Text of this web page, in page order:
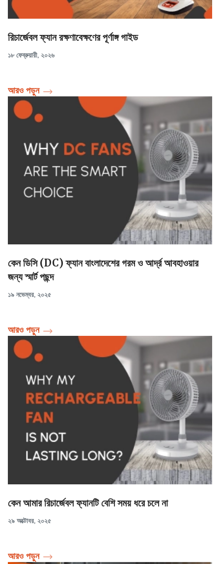
রিচার্জেবল ফ্যান রক্ষণাবেক্ষণের পূর্ণাঙ্গ গাইড
১৮ ফেব্রুয়ারী, ২০২৬
আরও পড়ুন
কেন ডিসি (DC) ফ্যান বাংলাদেশের গরম ও আর্দ্র আবহাওয়ার
জন্য স্মার্ট পছন্দ
১৯ নভেম্বর, ২০২৫
আরও পড়ুন
কেন আমার রিচার্জেবল ফ্যানটি বেশি সময় ধরে চলে না
২৯ অক্টোবর, ২০২৫
আরও পড়ুন